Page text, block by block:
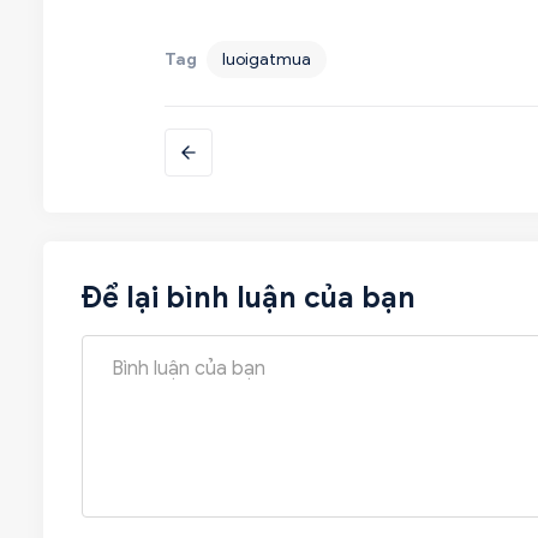
Tag luoigatmua
Để lại bình luận của bạn